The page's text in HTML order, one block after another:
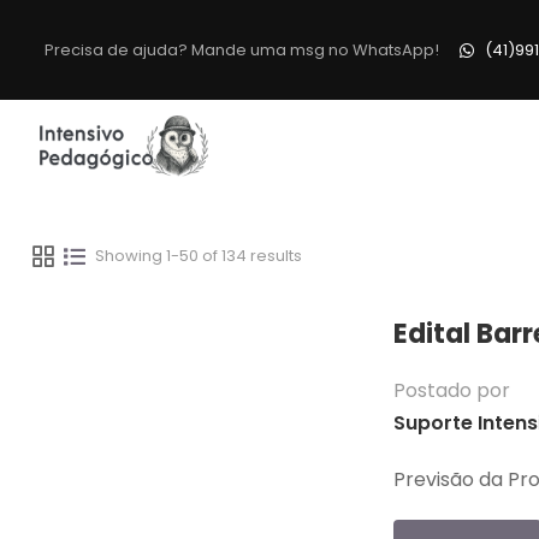
Precisa de ajuda? Mande uma msg no WhatsApp!
Showing 1-50 of 134 results
Edital
Postado por
Suporte
Previsão da